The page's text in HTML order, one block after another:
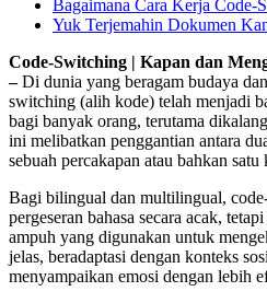
Bagaimana Cara Kerja Code-
Yuk Terjemahin Dokumen
Code-Switching | Kapan dan
–Di dunia yang beragam budaya
switching (alih kode) telah menjadi
bagi banyak orang, terutama
ini melibatkan penggantian antara
sebuah percakapan atau bahkan satu
Bagi bilingual dan multilingual,
pergeseran bahasa secara acak,
ampuh yang digunakan untuk
jelas, beradaptasi dengan konteks
menyampaikan emosi dengan lebih